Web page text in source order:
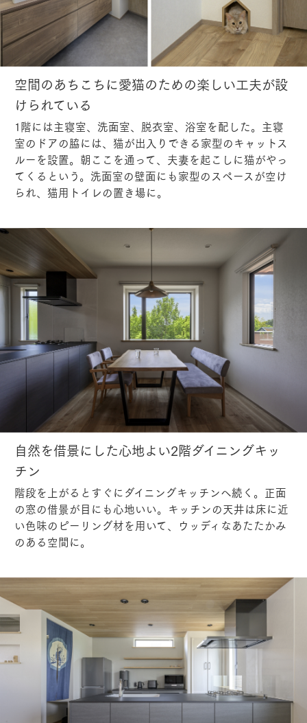
空間のあちこちに愛猫のための楽しい工夫が設
けられている
1階には主寝室、洗面室、脱衣室、浴室を配した。主寝
室のドアの脇には、猫が出入りできる家型のキャットス
ルーを設置。朝ここを通って、夫妻を起こしに猫がやっ
てくるという。洗面室の壁面にも家型のスペースが空け
られ、猫用トイレの置き場に。
自然を借景にした心地よい2階ダイニングキッ
チン
階段を上がるとすぐにダイニングキッチンへ続く。正面
の窓の借景が目にも心地いい。キッチンの天井は床に近
い色味のピーリング材を用いて、ウッディなあたたかみ
のある空間に。